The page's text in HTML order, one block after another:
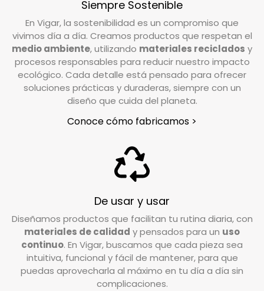
mayoría de los palos de escoba.
Tienes un plazo de 15 días desde que recibes tu
pedido para solicitar la devolución. Si tienes
alguna duda o necesitas realizar la solicitud,
nuestro equipo de Atención al Cliente está a tu
disposición para ayudarte.
Escríbenos ainfo@vigar.com , y estaremos
encantados de asistirte con lo que necesites.
Si tu pedido está dentro del plazo establecido
(15 días hábiles), puedes efectuar la devolución
poniéndote en contacto con nuestro servicio
de Atención al Cliente. Escríbenos a
info@vigar.com, y estaremos encantados de
ayudarte.
En un plazo aproximado de 24/48h horas desde
Siempre Sostenible
En Vigar, la sostenibilidad es un compromiso que
vivimos día a día. Creamos productos que respetan el
medio ambiente, utilizando materiales reciclados y
procesos responsables para reducir nuestro impacto
ecológico. Cada detalle está pensado para ofrecer
soluciones prácticas y duraderas, siempre con un
diseño que cuida del planeta.
Conoce cómo fabricamos >
De usar y usar
Diseñamos productos que facilitan tu rutina diaria, con
materiales de calidad y pensados para un uso
continuo. En Vigar, buscamos que cada pieza sea
intuitiva, funcional y fácil de mantener, para que
puedas aprovecharla al máximo en tu día a día sin
complicaciones.